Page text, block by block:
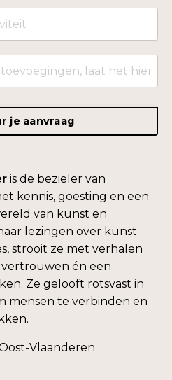
je aanvraag
is de bezieler van
kennis, goesting en een
van kunst en
lezingen over kunst
strooit ze met verhalen
én een
Ze gelooft rotsvast in
mensen te verbinden en
Vlaanderen